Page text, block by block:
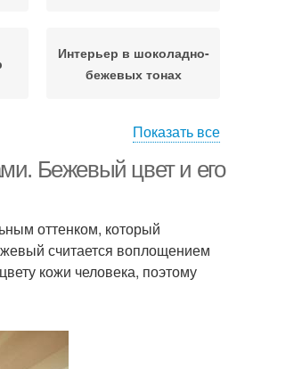
Интерьер в шоколадно-
бежевых тонах
Бежево-розовый
интерьер
Показать все
Бежевый цвет и его
оттенком, который
считается воплощением
кожи человека, поэтому